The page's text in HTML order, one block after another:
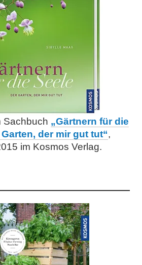
Sachbuch „Gärtnern für die
der mir gut tut“,
im Kosmos Verlag.